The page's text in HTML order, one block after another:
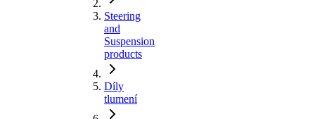
Steering
and
Suspension
products
Díly
tlumení